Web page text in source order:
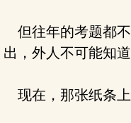
但往年的考题都
出，外人不可能知道
现在，那张纸条上